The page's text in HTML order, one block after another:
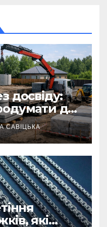
досвіду:
до
на
САВІЦЬКА
які